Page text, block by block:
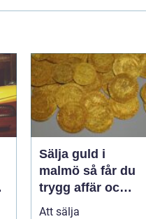
Sälja guld i
malmö så får du
trygg affär och
bra betalt
Att sälja